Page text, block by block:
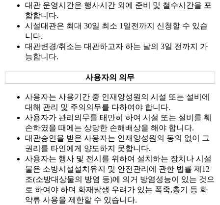
대관 운영시간은 행사시간 외에 준비 및 철수시간을 포
함합니다.
시설대관은 최대 30일 최소 1일전까지 신청할 수 있습
니다.
대관변경/취소는 대관하고자 하는 날의 3일 전까지 가
능합니다.
사용자의 의무
사용자는 사용기간 중 인재양성원의 시설 또는 설비에
대해 관리 및 주의의무를 다하여야 합니다.
사용자가 관리의무를 태만히 하여 시설 또는 설비를 훼
손하였을 때에는 상당한 손해배상을 해야 합니다.
대관승인을 받은 사용자는 인재양성원의 동의 없이 그
권리를 타인에게 양도하지 못합니다.
사용자는 행사 및 전시를 위하여 설치하는 장치나 시설
물은 소방시설설치유지 및 안전관리에 관한 법률 제12
조(소방대상물의 방염 등)에 의거 방염성능이 있는 것으
로 하여야 하며 화재발생 우려가 있는 폭죽,총기 등 화
약류 사용을 제한할 수 있습니다.